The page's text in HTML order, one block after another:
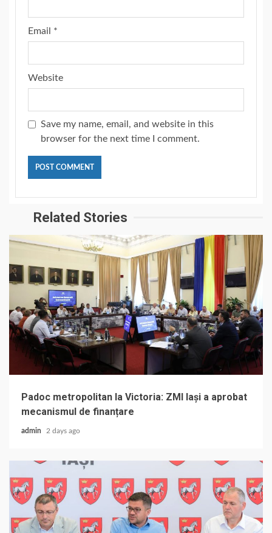
Email *
Website
Save my name, email, and website in this
browser for the next time I comment.
Related Stories
Padoc metropolitan la Victoria: ZMI Iași a aprobat
mecanismul de finanțare
admin 2 days ago